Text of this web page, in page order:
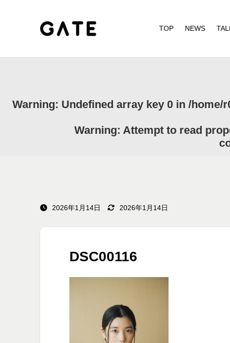
TOP NEWS
Warning: Undefined array key 0 in /home/
Warning: Attempt to read
2026年1月14日 2026年1月14日
DSC00116